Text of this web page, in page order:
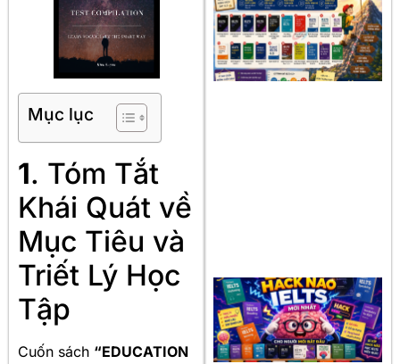
Mục lục
1. Tóm Tắt
Khái Quát về
Mục Tiêu và
Triết Lý Học
Tập
Cuốn sách “EDUCATION